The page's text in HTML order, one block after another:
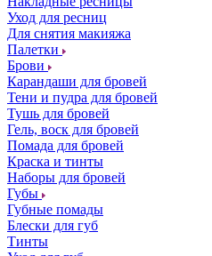
Уход для ресниц
Для снятия макияжа
Палетки
Брови
Карандаши для бровей
Тени и пудра для бровей
Тушь для бровей
Гель, воск для бровей
Помада для бровей
Краска и тинты
Наборы для бровей
Губы
Губные помады
Блески для губ
Тинты